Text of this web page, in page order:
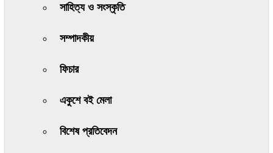
সাহিত্য ও সংস্কৃতি
সম্পাদকীয়
ফিচার
একুশে বই মেলা
বিশেষ প্রতিবেদন